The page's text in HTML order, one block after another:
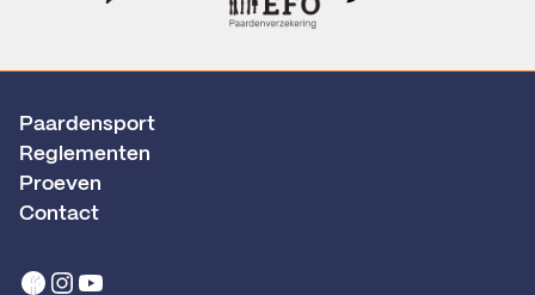
Paardensport
Reglementen
Proeven
Contact